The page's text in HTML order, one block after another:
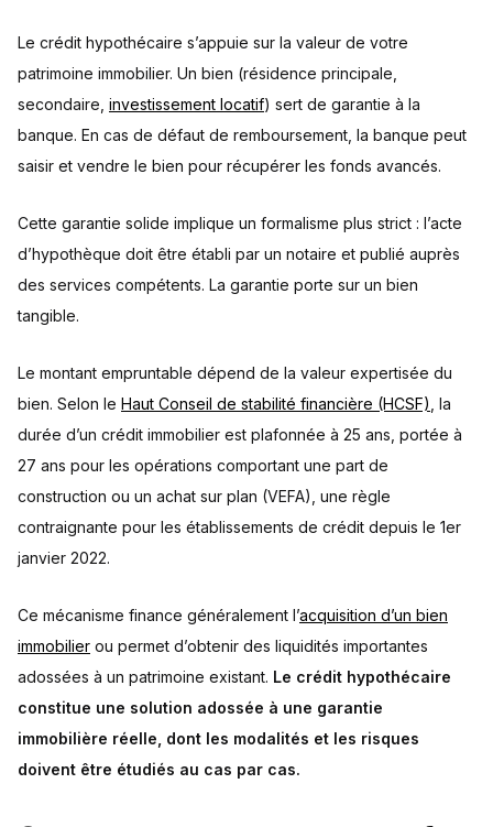
Le crédit hypothécaire s’appuie sur la valeur de votre
patrimoine immobilier. Un bien (résidence principale,
secondaire, investissement locatif) sert de garantie à la
banque. En cas de défaut de remboursement, la banque peut
saisir et vendre le bien pour récupérer les fonds avancés.
Cette garantie solide implique un formalisme plus strict : l’acte
d’hypothèque doit être établi par un notaire et publié auprès
des services compétents. La garantie porte sur un bien
tangible.
Le montant empruntable dépend de la valeur expertisée du
bien. Selon le Haut Conseil de stabilité financière (HCSF) , la
durée d’un crédit immobilier est plafonnée à 25 ans, portée à
27 ans pour les opérations comportant une part de
construction ou un achat sur plan (VEFA), une règle
contraignante pour les établissements de crédit depuis le 1er
janvier 2022.
Ce mécanisme finance généralement l’acquisition d’un bien
immobilier ou permet d’obtenir des liquidités importantes
adossées à un patrimoine existant. Le crédit hypothécaire
constitue une solution adossée à une garantie
immobilière réelle, dont les modalités et les risques
doivent être étudiés au cas par cas.